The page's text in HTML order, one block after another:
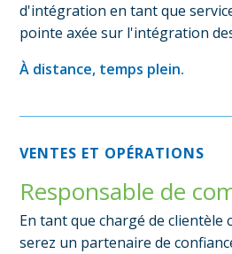
d'intégration en tant que
pointe axée sur l'intégration
À distance, temps plein.
VENTES ET OPÉRATIONS
Responsable de
En tant que chargé de clientèle
serez un partenaire de